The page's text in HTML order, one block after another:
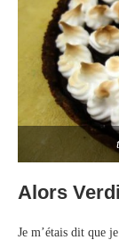
Alors
Je m’étais dit que